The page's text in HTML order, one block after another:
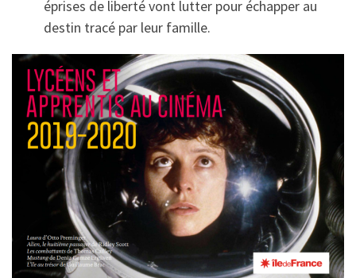
éprises de liberté vont lutter pour échapper au
destin tracé par leur famille.